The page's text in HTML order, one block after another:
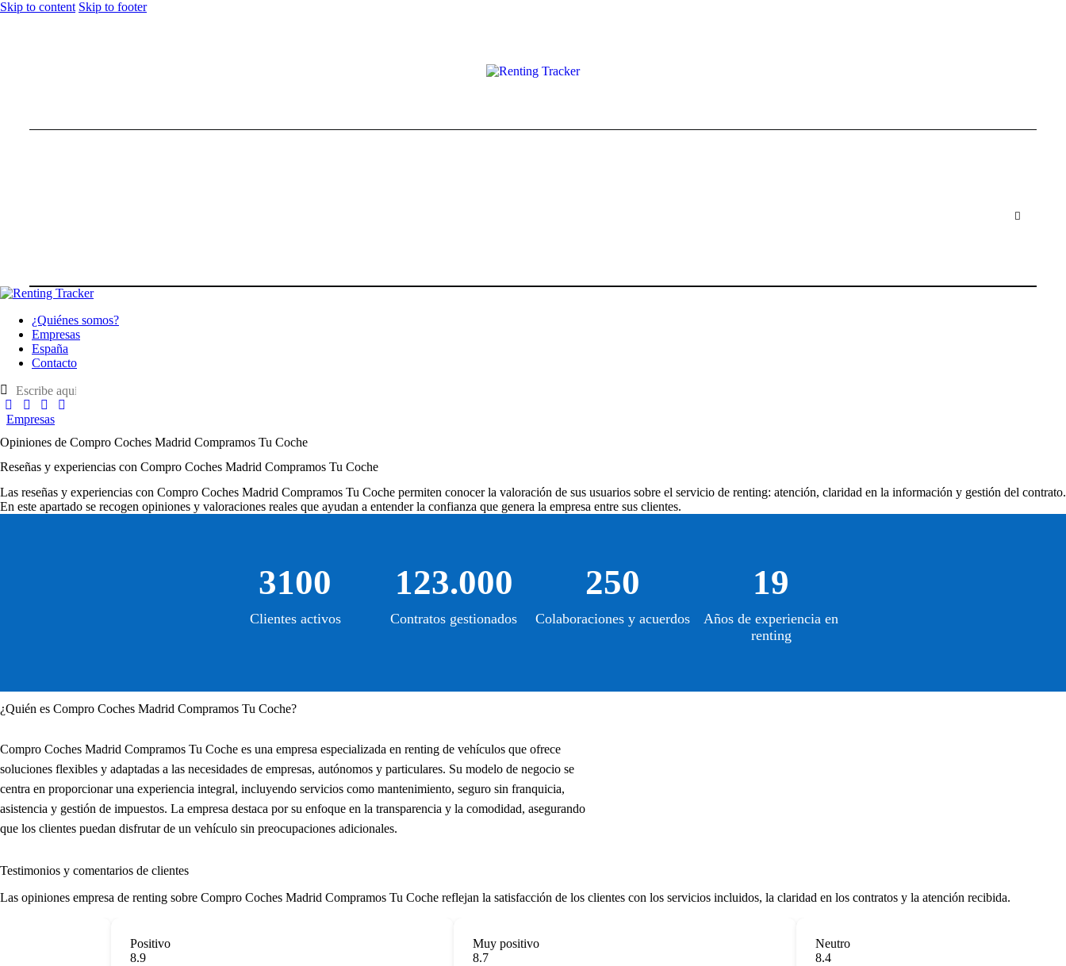
Skip to content Skip to footer
¿Quiénes somos?
Empresas
España
Contacto
Empresas
Opiniones de Compro Coches Madrid Compramos Tu Coche
Reseñas y experiencias con Compro Coches Madrid Compramos Tu Coche
Las reseñas y experiencias con Compro Coches Madrid Compramos Tu Coche permiten conocer la valoración de sus usuarios sobre el servicio de renting: atención, claridad en la información y gestión del contrato.
En este apartado se recogen opiniones y valoraciones reales que ayudan a entender la confianza que genera la empresa entre sus clientes.
3100
Clientes activos
123.000
Contratos gestionados
250
Colaboraciones y acuerdos
19
Años de experiencia en
renting
¿Quién es Compro Coches Madrid Compramos Tu Coche?
Compro Coches Madrid Compramos Tu Coche es una empresa especializada en renting de vehículos que ofrece
soluciones flexibles y adaptadas a las necesidades de empresas, autónomos y particulares. Su modelo de negocio se
centra en proporcionar una experiencia integral, incluyendo servicios como mantenimiento, seguro sin franquicia,
asistencia y gestión de impuestos. La empresa destaca por su enfoque en la transparencia y la comodidad, asegurando
que los clientes puedan disfrutar de un vehículo sin preocupaciones adicionales.
Testimonios y comentarios de clientes
Las opiniones empresa de renting sobre Compro Coches Madrid Compramos Tu Coche reflejan la satisfacción de los clientes con los servicios incluidos, la claridad en los contratos y la atención recibida.
Positivo
8.9
Muy positivo
8.7
Neutro
8.4